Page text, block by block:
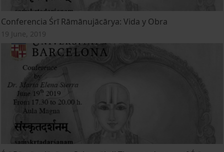
Conferencia Śrī Rāmānujācārya: Vida y Obra
19 June, 2019